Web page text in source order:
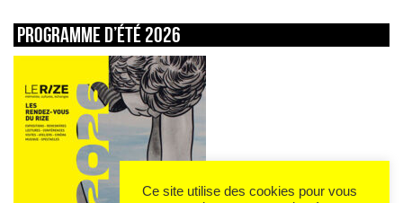
Programme d’été 2026
Ce site utilise des cookies pour vous